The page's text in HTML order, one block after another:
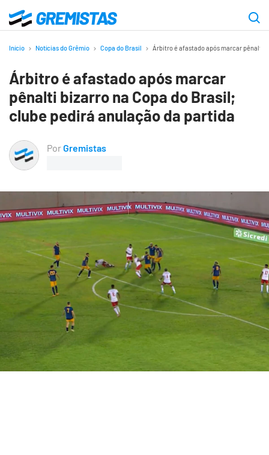
para
principal
Gremistas
Início Notícias do Grêmio Copa do Brasil Árbitro é afastado após marcar pênalti
Árbitro é afastado após marcar
pênalti bizarro na Copa do Brasil;
clube pedirá anulação da partida
PorGremistas